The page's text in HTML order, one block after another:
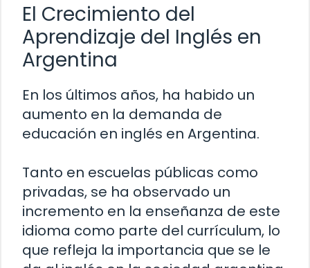
El Crecimiento del
Aprendizaje del Inglés en
Argentina
En los últimos años, ha habido un
aumento en la demanda de
educación en inglés en Argentina.
Tanto en escuelas públicas como
privadas, se ha observado un
incremento en la enseñanza de este
idioma como parte del currículum, lo
que refleja la importancia que se le